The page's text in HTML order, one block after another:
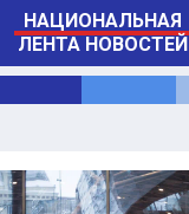
НАЦИОНАЛЬНАЯ
ЛЕНТА НОВОСТЕЙ